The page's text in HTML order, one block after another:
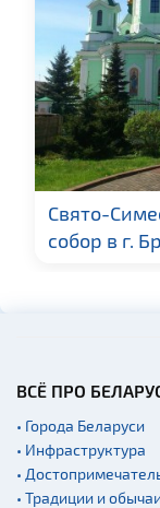
Cвято-
собор в г.
ВСЁ ПРО
• Города Беларуси
• Инфраструктура
•
• Традиции и обычаи